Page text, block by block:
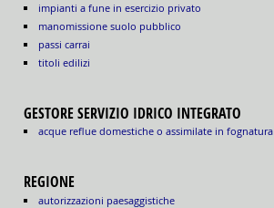
impianti a fune in esercizio privato
manomissione suolo pubblico
passi carrai
titoli edilizi
GESTORE SERVIZIO IDRICO INTEGRATO
acque reflue domestiche o assimilate in fognatura
REGIONE
autorizzazioni paesaggistiche